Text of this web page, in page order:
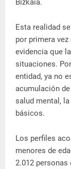
Bizkaia.
Esta realidad
por primera
evidencia que
situaciones.
entidad, ya no
acumulación
salud mental,
básicos.
Los perfiles
menores de
2.012 personas